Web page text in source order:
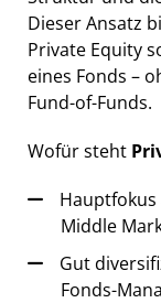
Dieser Ansatz
Private Equity
eines Fonds –
Fund-of-Funds.
Wofür steht
Middle
Gut
Fonds-